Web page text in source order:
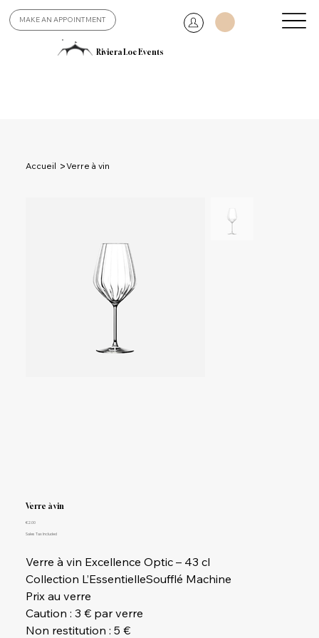
MAKE AN APPOINTMENT
Riviera Loc Events
Accueil >Verre à vin
Verre à vin
Price
€2.00
Sales Tax Included
Verre à vin Excellence Optic – 43 cl
Collection L’EssentielleSoufflé Machine
Prix au verre
Caution : 3 € par verre
Non restitution : 5 €